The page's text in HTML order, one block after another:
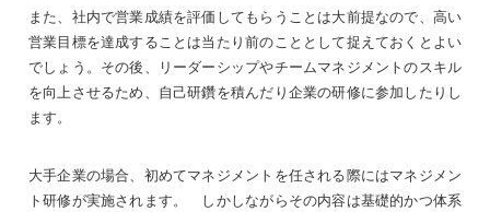
また、社内で営業成績を評価してもらうことは大前提なので、高い
営業目標を達成することは当たり前のこととして捉えておくとよい
でしょう。その後、リーダーシップやチームマネジメントのスキル
を向上させるため、自己研鑽を積んだり企業の研修に参加したりし
ます。
大手企業の場合、初めてマネジメントを任される際にはマネジメン
ト研修が実施されます。 しかしながらその内容は基礎的かつ体系